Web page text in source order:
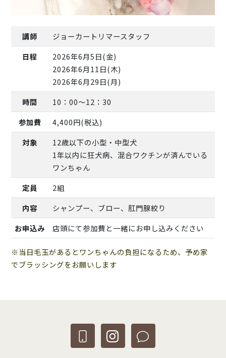
講師
ジョーカートリマースタッフ
日程
2026年6月5日(金)
2026年6月11日(木)
2026年6月29日(月)
時間
10：00～12：30
参加費
4,400円(税込)
対象
12歳以下の小型・中型犬
1年以内に狂犬病、混合ワクチンが済んでいる
ワンちゃん
定員
2組
内容
シャンプー、ブロー、肛門腺絞り
お申込み
店頭にて参加費と一緒にお申し込みください
※当日毛玉があるとワンちゃんの負担になるため、予め家
でブラッシングをお願いします